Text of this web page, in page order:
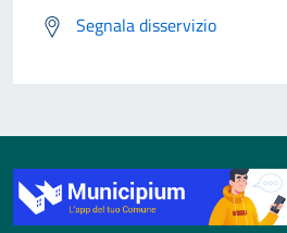
Segnala disservizio